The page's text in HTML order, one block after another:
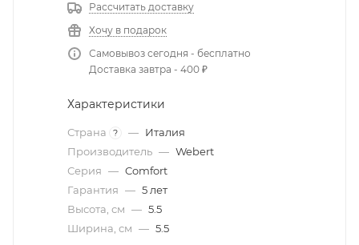
Рассчитать доставку
Хочу в подарок
Самовывоз сегодня - бесплатно
Доставка завтра - 400 ₽
Характеристики
Страна ? — Италия
Производитель — Webert
Серия — Comfort
Гарантия — 5 лет
Высота, см — 5.5
Ширина, см — 5.5